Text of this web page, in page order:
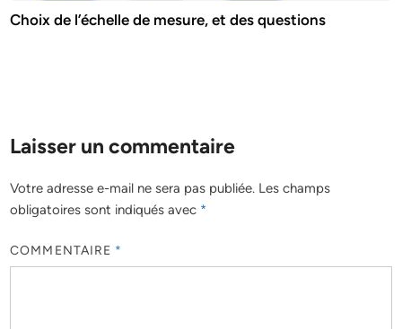
Choix de l’échelle de mesure, et des questions
Laisser un commentaire
Votre adresse e-mail ne sera pas publiée. Les champs
obligatoires sont indiqués avec *
COMMENTAIRE *